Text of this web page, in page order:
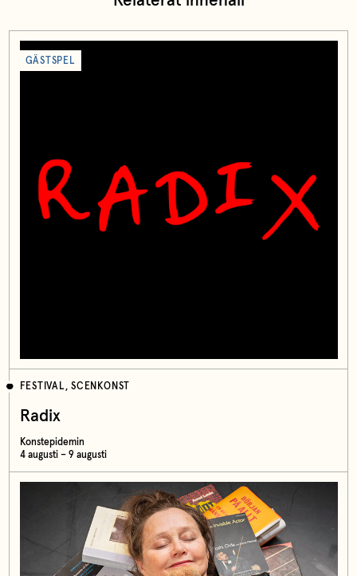
GÄSTSPEL
FESTIVAL, SCENKONST
Radix
Konstepidemin
4 augusti – 9 augusti